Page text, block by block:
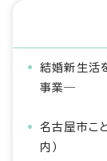
結婚新生活
事業―
名古屋市こ
内）